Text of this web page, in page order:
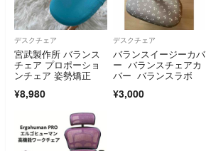
デスクチェア
宮武製作所 バランス
チェア プロポーショ
ンチェア 姿勢矯正
¥8,980
デスクチェア
バランスイージーカバ
ー バランスチェアカ
バー バランスラボ
¥3,000